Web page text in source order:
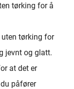
tørking for å
tørking for
jevnt og glatt.
at det er
påfører